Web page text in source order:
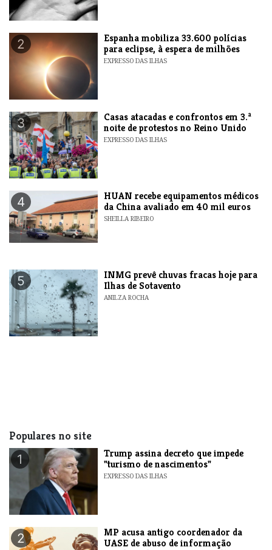
2
Espanha mobiliza 33.600 polícias
para eclipse, à espera de milhões
EXPRESSO DAS ILHAS
3
Casas atacadas e confrontos em 3.ª
noite de protestos no Reino Unido
EXPRESSO DAS ILHAS
4
HUAN recebe equipamentos médicos
da China avaliado em 40 mil euros
SHEILLA RIBEIRO
5
INMG prevê chuvas fracas hoje para
Ilhas de Sotavento
ANILZA ROCHA
Populares no site
1
Trump assina decreto que impede
"turismo de nascimentos"
EXPRESSO DAS ILHAS
2
MP acusa antigo coordenador da
UASE de abuso de informação